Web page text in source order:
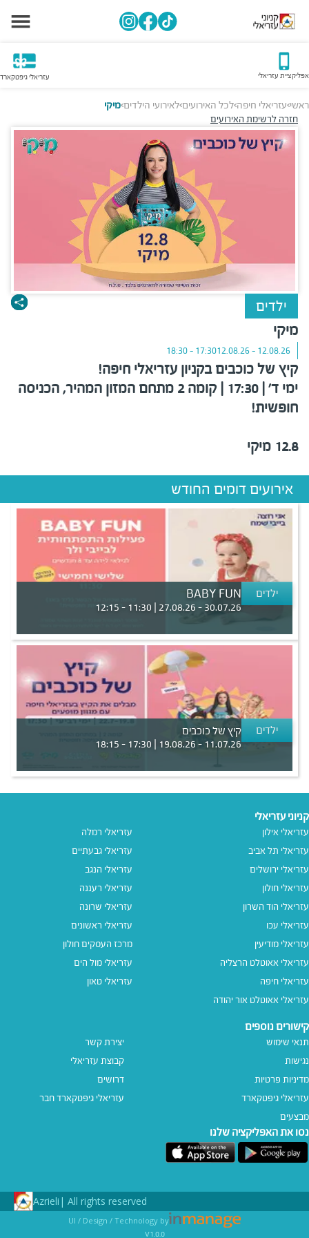
אפליקציית עזריאלי עזריאלי גיפטקארד
ראשי>עזריאלי חיפה>לכל האירועים>לאירועי הילדים>מיקי
חזרה לרשימת האירועים
ילדים
מיקי
12.08.26 - 12.08.26
17:30 - 18:30
קיץ של כוכבים בקניון עזריאלי חיפה!
ימי ד' | 17:30 | קומה 2 מתחם המזון המהיר, הכניסה
חופשית!
12.8 מיקי
אירועים דומים החודש
ילדים
BABY FUN
30.07.26 - 27.08.26 | 11:30 - 12:15
ילדים
קיץ של כוכבים
11.07.26 - 19.08.26 | 17:30 - 18:15
קניוני עזריאלי
עזריאלי אילון
עזריאלי תל אביב
עזריאלי ירושלים
עזריאלי חולון
עזריאלי הוד השרון
עזריאלי עכו
עזריאלי מודיעין
עזריאלי אאוטלט הרצליה
עזריאלי חיפה
עזריאלי אאוטלט אור יהודה
עזריאלי רמלה
עזריאלי גבעתיים
עזריאלי הנגב
עזריאלי רעננה
עזריאלי שרונה
עזריאלי ראשונים
מרכז העסקים חולון
עזריאלי מול הים
עזריאלי טאון
קישורים נוספים
תנאי שימוש
נגישות
מדיניות פרטיות
עזריאלי גיפטקארד
מבצעים
יצירת קשר
קבוצת עזריאלי
דרושים
עזריאלי גיפטקארד חבר‎
נסו את האפליקציה שלנו
All rights reserved |
Azrieli
UI / Design / Technology by
v1.0.0